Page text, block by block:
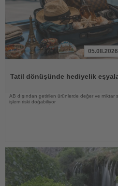
05.08.2026
Tatil dönüşünde hediyelik
AB dışından getirilen ürünlerde değer ve miktar
işlem riski doğabiliyor